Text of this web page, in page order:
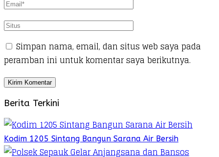
Simpan nama, email, dan situs web saya pada
peramban ini untuk komentar saya berikutnya.
Berita Terkini
Kodim 1205 Sintang Bangun Sarana Air Bersih